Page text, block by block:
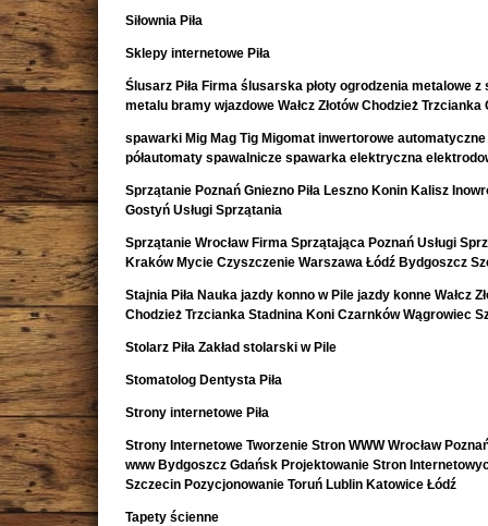
Siłownia Piła
Sklepy internetowe Piła
Ślusarz Piła Firma ślusarska płoty ogrodzenia metalowe z
metalu bramy wjazdowe Wałcz Złotów Chodzież Trzcianka
spawarki Mig Mag Tig Migomat inwertorowe automatyczne
półautomaty spawalnicze spawarka elektryczna
Sprzątanie Poznań Gniezno Piła Leszno Konin Kalisz
Gostyń Usługi Sprzątania
Sprzątanie Wrocław Firma Sprzątająca Poznań Usługi
Kraków Mycie Czyszczenie Warszawa Łódź Bydgoszcz
Stajnia Piła Nauka jazdy konno w Pile jazdy konne Wałcz
Chodzież Trzcianka Stadnina Koni Czarnków Wągrowiec
Stolarz Piła Zakład stolarski w Pile
Stomatolog Dentysta Piła
Strony internetowe Piła
Strony Internetowe Tworzenie Stron WWW Wrocław
www Bydgoszcz Gdańsk Projektowanie Stron
Szczecin Pozycjonowanie Toruń Lublin Katowice Łódź
Tapety ścienne